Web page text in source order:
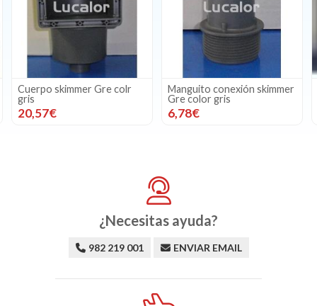
Manguito conexión skimmer
Gre color gris
6,78€
Marco + embellecedor
skimmer Gre color gris
21,24€
¿Necesitas ayuda?
982 219 001 ENVIAR EMAIL